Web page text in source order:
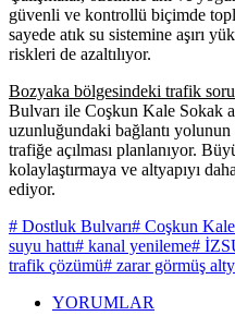
güvenli ve kontrollü biçimde
sayede atık su sistemine aşırı
riskleri de azaltılıyor.
Bozyaka bölgesindeki trafik
Bulvarı ile Coşkun Kale Sokak
uzunluğundaki bağlantı yolunun
trafiğe açılması planlanıyor.
kolaylaştırmaya ve altyapıyı
ediyor.
# Dostluk Bulvarı# Coşkun
suyu hattı# kanal yenileme#
trafik çözümü# zarar görmüş
YORUMLAR